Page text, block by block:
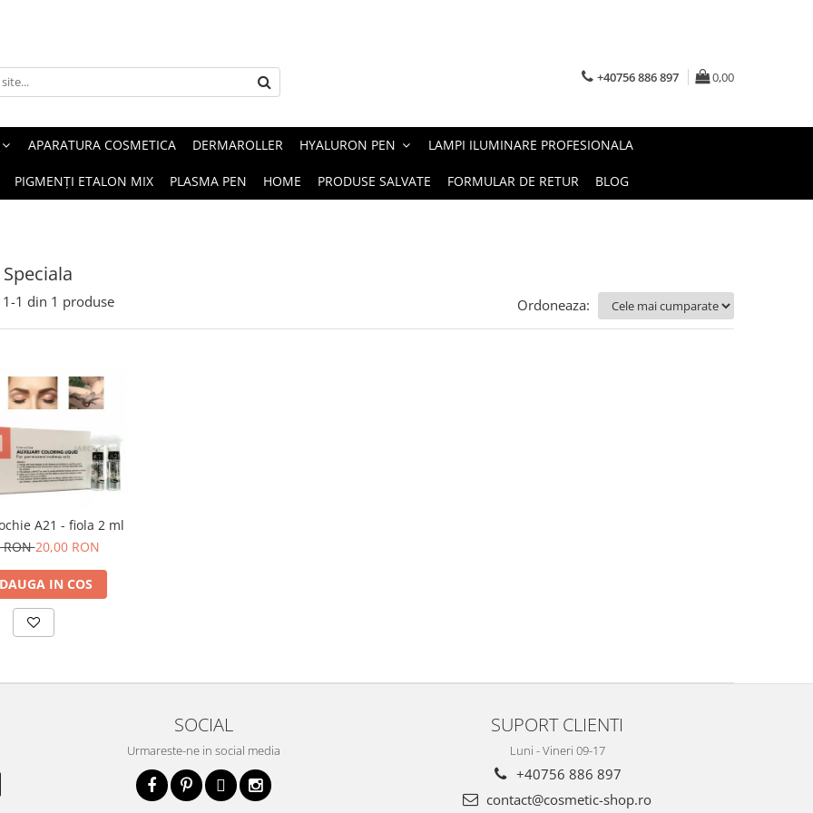
+40756 886 897 0,00
APARATURA COSMETICA DERMAROLLER HYALURON PEN LAMPI ILUMINARE PROFESIONALA
PIGMENȚI ETALON MIX PLASMA PEN HOME PRODUSE SALVATE FORMULAR DE RETUR BLOG
1-1 din 1 produse Ordoneaza:
Lichid Goochie A21 - fiola 2 ml
RON20,00 RON
IN COS
SOCIAL
Urmareste-ne in social media
SUPORT CLIENTI
Luni - Vineri 09-17
+40756 886 897
contact@cosmetic-shop.ro